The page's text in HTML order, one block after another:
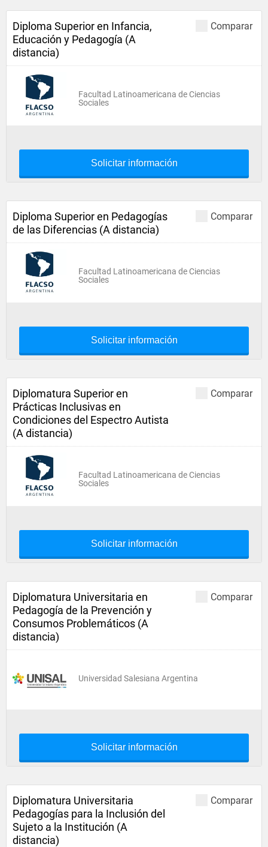
Comparar
Diploma Superior en Infancia,
Educación y Pedagogía (A
distancia)
Facultad Latinoamericana de Ciencias
Sociales
Solicitar información
Comparar
Diploma Superior en Pedagogías
de las Diferencias (A distancia)
Facultad Latinoamericana de Ciencias
Sociales
Solicitar información
Comparar
Diplomatura Superior en
Prácticas Inclusivas en
Condiciones del Espectro Autista
(A distancia)
Facultad Latinoamericana de Ciencias
Sociales
Solicitar información
Comparar
Diplomatura Universitaria en
Pedagogía de la Prevención y
Consumos Problemáticos (A
distancia)
Universidad Salesiana Argentina
Solicitar información
Comparar
Diplomatura Universitaria
Pedagogías para la Inclusión del
Sujeto a la Institución (A
distancia)